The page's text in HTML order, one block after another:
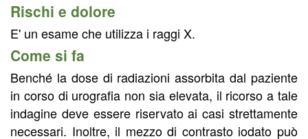
Rischi e dolore
E' un esame che utilizza i raggi X.
Come si fa
Benché la dose di radiazioni assorbita dal paziente
in corso di urografia non sia elevata, il ricorso a tale
indagine deve essere riservato ai casi strettamente
necessari. Inoltre, il mezzo di contrasto iodato può